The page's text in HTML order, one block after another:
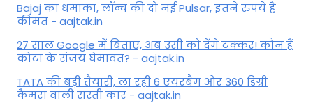
Bajaj का धमाका, लॉन्च की दो नई Pulsar, इतने रुपये है
कीमत - aajtak.in
27 साल Google में बिताए, अब उसी को देंगे टक्कर! कौन हैं
कोटा के संजय घेमावत? - aajtak.in
TATA की बड़ी तैयारी, ला रही 6 एयरबैग और 360 डिग्री
कैमरा वाली सस्ती कार - aajtak.in